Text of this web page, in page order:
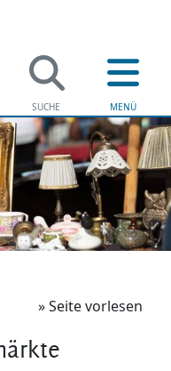
» Seite vorlesen
Soziales
Jugend &